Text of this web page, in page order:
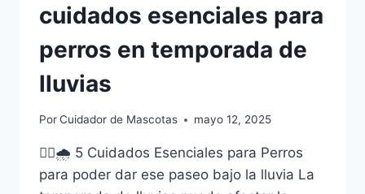
cuidados esenciales para
perros en temporada de
lluvias
PorCuidador de Mascotas mayo 12, 2025
🐕‍🦺🌧️ 5 Cuidados Esenciales para Perros
para poder dar ese paseo bajo la lluvia La